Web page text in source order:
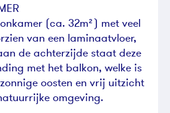
(ca. 32m²) met veel
van een laminaatvloer,
de achterzijde staat deze
met het balkon, welke is
oosten en vrij uitzicht
omgeving.